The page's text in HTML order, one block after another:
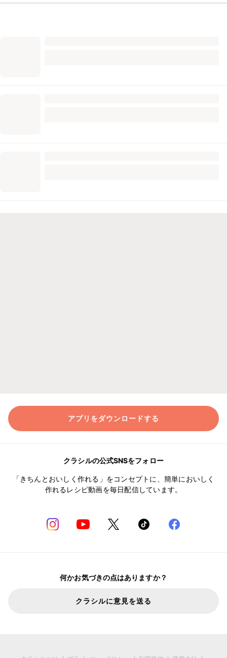
アプリをダウンロードする
クラシルの公式SNSをフォロー
「きちんとおいしく作れる」をコンセプトに、簡単においしく
作れるレシピ動画を毎日配信しています。
何かお気づきの点はありますか？
クラシルに意見を送る